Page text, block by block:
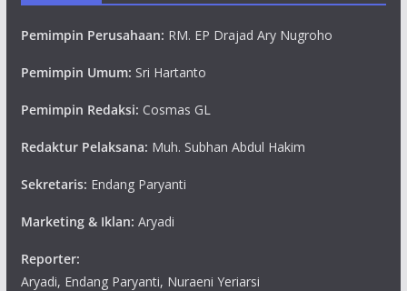
Pemimpin Perusahaan: RM. EP Drajad Ary Nugroho
Pemimpin Umum: Sri Hartanto
Pemimpin Redaksi: Cosmas GL
Redaktur Pelaksana: Muh. Subhan Abdul Hakim
Sekretaris: Endang Paryanti
Marketing & Iklan: Aryadi
Reporter:
Aryadi, Endang Paryanti, Nuraeni Yeriarsi